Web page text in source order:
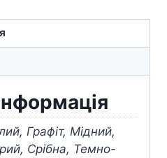
Графіт, Мідний,
Срібна, Темно-